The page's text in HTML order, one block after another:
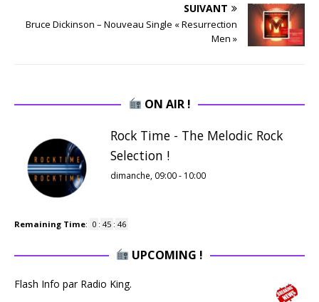
SUIVANT
Bruce Dickinson – Nouveau Single « Resurrection
Men »
ON AIR !
Rock Time - The Melodic Rock
Selection !
dimanche, 09:00- 10:00
Remaining Time: 0 : 45 : 45
UPCOMING !
Flash Info par Radio King.